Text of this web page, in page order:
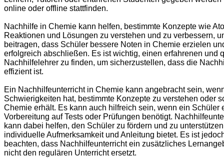
online oder offline stattfinden.
Nachhilfe in Chemie kann helfen, bestimmte Konzepte wie
Reaktionen und Lösungen zu verstehen und zu verbessern,
beitragen, dass Schüler bessere Noten in Chemie erzielen
erfolgreich abschließen. Es ist wichtig, einen erfahrenen und
Nachhilfelehrer zu finden, um sicherzustellen, dass die
effizient ist.
Ein Nachhilfeunterricht in Chemie kann angebracht sein,
Schwierigkeiten hat, bestimmte Konzepte zu verstehen oder
Chemie erhält. Es kann auch hilfreich sein, wenn ein Schüler
Vorbereitung auf Tests oder Prüfungen benötigt.
kann dabei helfen, den Schüler zu fördern und zu
individuelle Aufmerksamkeit und Anleitung bietet. Es ist
beachten, dass Nachhilfeunterricht ein zusätzliches
nicht den regulären Unterricht ersetzt.